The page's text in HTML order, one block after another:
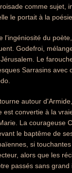
comme sujet,
le portait à la
l'ingéniosité du
Godefroi,
Le
Sarrasins
autour
est convertie à la
La courageuse
le baptême de
si
alors que les
passés sans